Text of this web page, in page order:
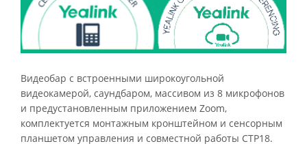
Видеобар с встроенными широкоугольной
видеокамерой, саундбаром, массивом из 8 микрофонов
и предустановленным приложением Zoom,
комплектуется монтажным кронштейном и сенсорным
планшетом управления и совместной работы CTP18.